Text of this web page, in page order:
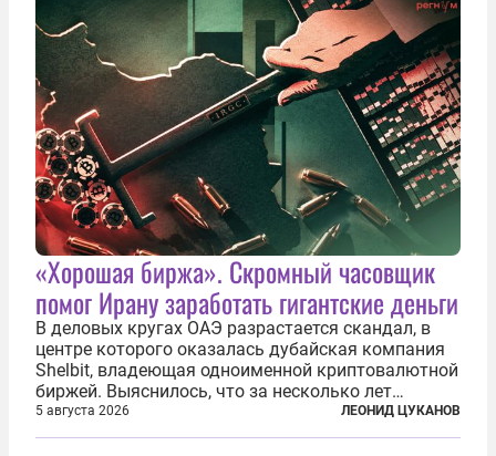
«Хорошая биржа». Скромный часовщик
помог Ирану заработать гигантские деньги
В деловых кругах ОАЭ разрастается скандал, в
центре которого оказалась дубайская компания
Shelbit, владеющая одноименной криптовалютной
биржей. Выяснилось, что за несколько лет
существования через Shelbit прошло не менее 4
млрд долларов в криптовалюте, принадлежащих
5 августа 2026 ЛЕОНИД ЦУКАНОВ